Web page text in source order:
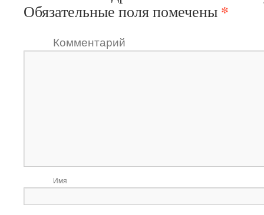
Обязательные поля помечены *